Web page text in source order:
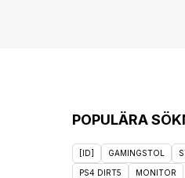
POPULÄRA
[ID] GAMINGSTOL
PS4 DIRT5 MONITOR